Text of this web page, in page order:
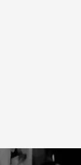
.cuatro.com